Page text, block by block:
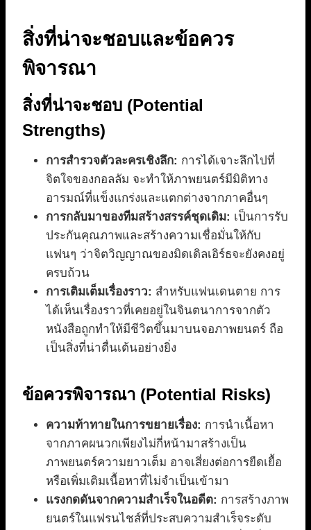
สิ่งที่น่าจะชอบและข้อควร
พิจารณา
สิ่งที่น่าจะชอบ (Potential
Strengths)
การสำรวจตัวละครเชิงลึก: การได้เจาะลึกไปที่
จิตใจของกอลลัม จะทำให้ภาพยนตร์มีมิติทาง
อารมณ์ที่แข็งแกร่งและแตกต่างจากภาคอื่นๆ
การกลับมาของทีมสร้างสรรค์ชุดเดิม: เป็นการรับ
ประกันคุณภาพและสร้างความเชื่อมั่นให้กับ
แฟนๆ ว่าจิตวิญญาณของมิดเดิลเอิร์ธจะยังคงอยู่
ครบถ้วน
การเติมเต็มเรื่องราว: สำหรับแฟนเดนตาย การ
ได้เห็นเรื่องราวที่เคยอยู่ในจินตนาการจากตัว
หนังสือถูกทำให้มีชีวิตขึ้นมาบนจอภาพยนตร์ ถือ
เป็นสิ่งที่น่าตื่นเต้นอย่างยิ่ง
ข้อควรพิจารณา (Potential Risks)
ความท้าทายในการขยายเรื่อง: การนำเนื้อหา
จากภาคผนวกเพียงไม่กี่หน้ามาสร้างเป็น
ภาพยนตร์ความยาวเต็ม อาจเสี่ยงต่อการยืดเยื้อ
หรือเพิ่มเติมเนื้อหาที่ไม่จำเป็นเข้ามา
แรงกดดันจากความสำเร็จในอดีต: การสร้างภาพ
ยนตร์ในแฟรนไชส์ที่ประสบความสำเร็จระดับ